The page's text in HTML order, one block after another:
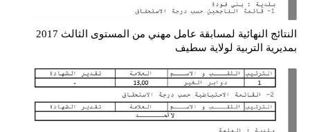
النتائج النهائية لمسابقة عامل مهني من المستوى الثالث 2017
بمديرية التربية لولاية سطيف